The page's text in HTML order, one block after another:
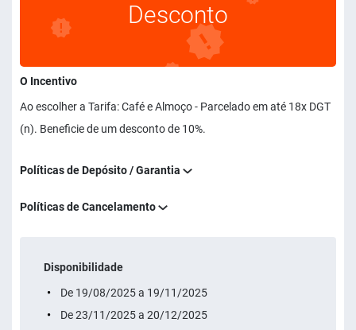
Desconto
O Incentivo
Ao escolher a Tarifa: Café e Almoço - Parcelado em até 18x DGT
(n). Beneficie de um desconto de 10%.
Políticas de Depósito / Garantia
Políticas de Cancelamento
Disponibilidade
De 19/08/2025 a 19/11/2025
De 23/11/2025 a 20/12/2025